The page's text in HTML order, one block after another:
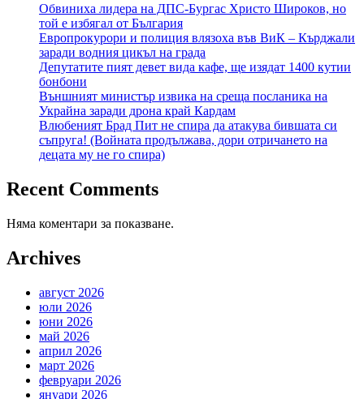
Обвиниха лидера на ДПС-Бургас Христо Широков, но
той е избягал от България
Европрокурори и полиция влязоха във ВиК – Кърджали
заради водния цикъл на града
Депутатите пият девет вида кафе, ще изядат 1400 кутии
бонбони
Външният министър извика на среща посланика на
Украйна заради дрона край Кардам
Влюбеният Брад Пит не спира да атакува бившата си
съпруга! (Войната продължава, дори отричането на
децата му не го спира)
Recent Comments
Няма коментари за показване.
Archives
август 2026
юли 2026
юни 2026
май 2026
април 2026
март 2026
февруари 2026
януари 2026